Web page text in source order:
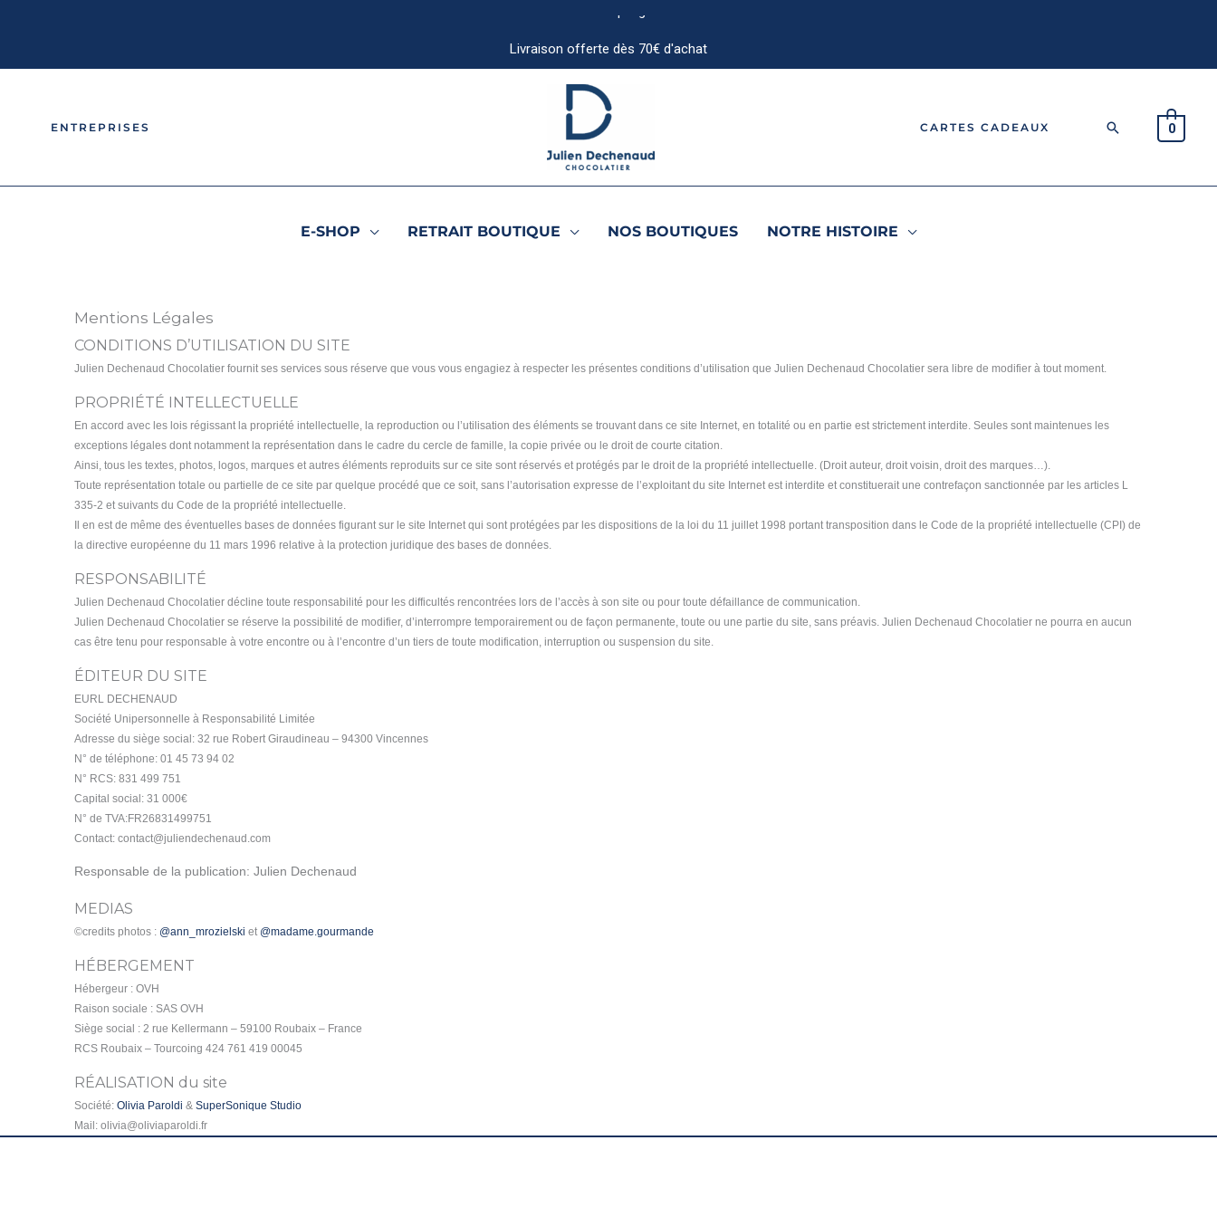
contenu
ENTREPRISES CARTES CADEAUX Rechercher
0
E-SHOP RETRAIT BOUTIQUE NOS BOUTIQUES NOTRE HISTOIRE
Mentions Légales
CONDITIONS D’UTILISATION DU SITE
Julien Dechenaud Chocolatier fournit ses services sous réserve que vous vous engagiez à respecter les présentes conditions d’utilisation que Julien Dechenaud Chocolatier sera libre de modifier à tout moment.
PROPRIÉTÉ INTELLECTUELLE
En accord avec les lois régissant la propriété intellectuelle, la reproduction ou l’utilisation des éléments se trouvant dans ce site Internet, en totalité ou en partie est strictement interdite. Seules sont maintenues les
exceptions légales dont notamment la représentation dans le cadre du cercle de famille, la copie privée ou le droit de courte citation.
Ainsi, tous les textes, photos, logos, marques et autres éléments reproduits sur ce site sont réservés et protégés par le droit de la propriété intellectuelle. (Droit auteur, droit voisin, droit des marques…).
Toute représentation totale ou partielle de ce site par quelque procédé que ce soit, sans l’autorisation expresse de l’exploitant du site Internet est interdite et constituerait une contrefaçon sanctionnée par les articles L
335-2 et suivants du Code de la propriété intellectuelle.
Il en est de même des éventuelles bases de données figurant sur le site Internet qui sont protégées par les dispositions de la loi du 11 juillet 1998 portant transposition dans le Code de la propriété intellectuelle (CPI) de
la directive européenne du 11 mars 1996 relative à la protection juridique des bases de données.
RESPONSABILITÉ
Julien Dechenaud Chocolatier décline toute responsabilité pour les difficultés rencontrées lors de l’accès à son site ou pour toute défaillance de communication.
Julien Dechenaud Chocolatier se réserve la possibilité de modifier, d’interrompre temporairement ou de façon permanente, toute ou une partie du site, sans préavis. Julien Dechenaud Chocolatier ne pourra en aucun
cas être tenu pour responsable à votre encontre ou à l’encontre d’un tiers de toute modification, interruption ou suspension du site.
ÉDITEUR DU SITE
EURL DECHENAUD
Société Unipersonnelle à Responsabilité Limitée
Adresse du siège social: 32 rue Robert Giraudineau – 94300 Vincennes
N° de téléphone: 01 45 73 94 02
N° RCS: 831 499 751
Capital social: 31 000€
N° de TVA:FR26831499751
Contact: contact@juliendechenaud.com
Responsable de la publication: Julien Dechenaud
MEDIAS
©credits photos : @ann_mrozielski et @madame.gourmande
HÉBERGEMENT
Hébergeur : OVH
Raison sociale : SAS OVH
Siège social : 2 rue Kellermann – 59100 Roubaix – France
RCS Roubaix – Tourcoing 424 761 419 00045
RÉALISATION du site
Société: Olivia Paroldi & SuperSonique Studio
Mail: olivia@oliviaparoldi.fr